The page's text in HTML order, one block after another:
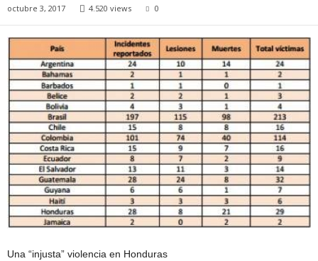
octubre 3, 2017 4.520 views 0
Una “injusta” violencia en Honduras